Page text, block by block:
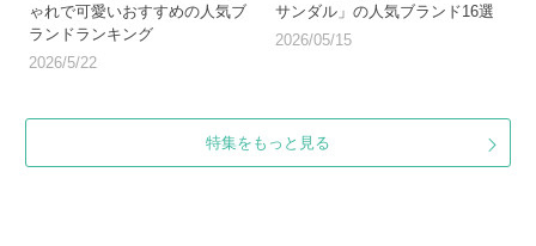
ゃれで可愛いおすすめの人気ブ
ランドランキング
2026/5/22
サンダル」の人気ブランド16選
2026/05/15
特集をもっと見る